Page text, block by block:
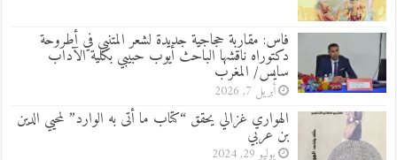
فاس: مقاربة حجاجية جديدة لشعر المتنبي في أطروحة
دكتوراه ناقشها الباحث أيوب حبيبي بكلية الآداب
سايس/ المغرب
أبريل 7, 2026
الهواري غزالي يحقق “كتاب ما أتى به الوارد” لمحيي الدين
بن عربي
يوليو 29, 2024